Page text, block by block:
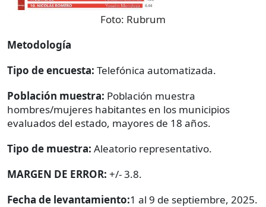
Foto: Rubrum
Metodología
Tipo de encuesta: Telefónica automatizada.
Población muestra: Población muestra
hombres/mujeres habitantes en los municipios
evaluados del estado, mayores de 18 años.
Tipo de muestra: Aleatorio representativo.
MARGEN DE ERROR: +/- 3.8.
Fecha de levantamiento:1 al 9 de septiembre, 2025.